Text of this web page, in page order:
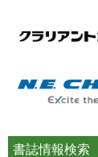
書誌情報検索